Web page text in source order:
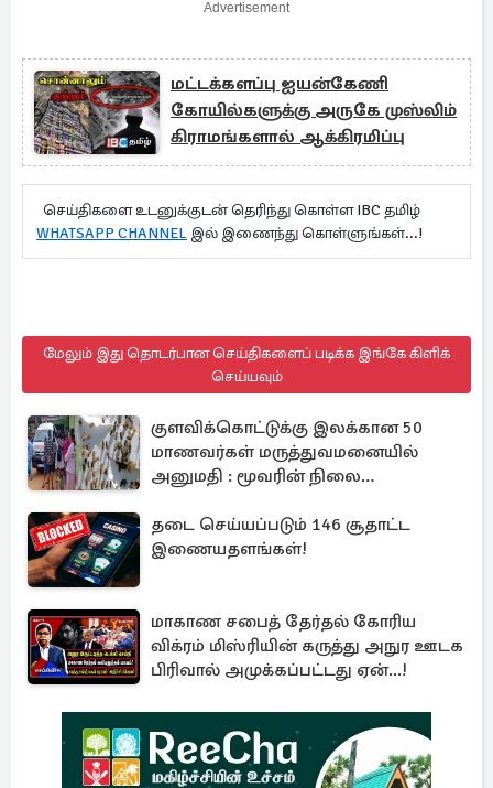
Advertisement
மட்டக்களப்பு ஐயன்கேணி
கோயில்களுக்கு அருகே முஸ்லிம்
கிராமங்களால் ஆக்கிரமிப்பு
செய்திகளை உடனுக்குடன் தெரிந்து கொள்ள IBC தமிழ்
WHATSAPP CHANNEL இல் இணைந்து கொள்ளுங்கள்...!
மேலும் இது தொடர்பான செய்திகளைப் படிக்க இங்கே கிளிக்
செய்யவும்
குளவிக்கொட்டுக்கு இலக்கான 50
மாணவர்கள் மருத்துவமனையில்
அனுமதி : மூவரின் நிலை
தடை செய்யப்படும் 146 சூதாட்ட
இணையதளங்கள்!
மாகாண சபைத் தேர்தல் கோரிய
விக்ரம் மிஸ்ரியின் கருத்து அநுர ஊடக
பிரிவால் அமுக்கப்பட்டது ஏன்...!